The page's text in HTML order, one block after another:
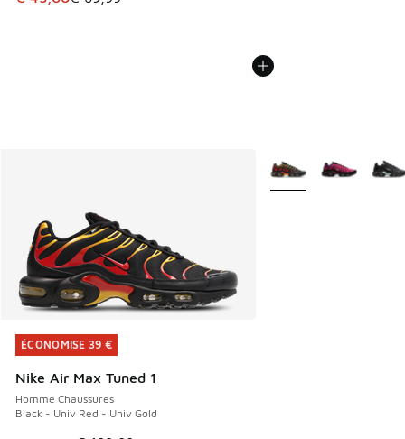
ÉCONOMISE 39 €
Nike Air Max Tuned 1
Homme Chaussures
Black - Univ Red - Univ Gold
ÉCONOMISE 39 €
Plus de couleurs